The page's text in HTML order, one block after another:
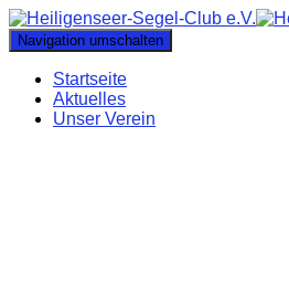
Navigation umschalten
Startseite
Aktuelles
Unser Verein